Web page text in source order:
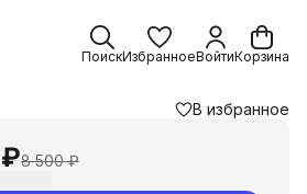
ПоискИзбранноеВойтиКорзина
В избранное
8 500 ₽